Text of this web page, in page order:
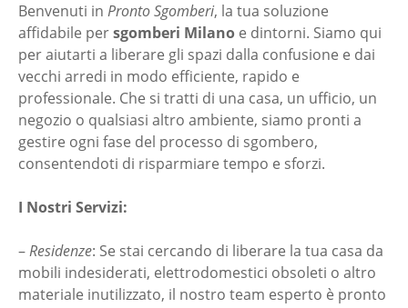
Benvenuti in Pronto Sgomberi, la tua soluzione
affidabile persgomberi Milano e dintorni. Siamo qui
per aiutarti a liberare gli spazi dalla confusione e dai
vecchi arredi in modo efficiente, rapido e
professionale. Che si tratti di una casa, un ufficio, un
negozio o qualsiasi altro ambiente, siamo pronti a
gestire ogni fase del processo di sgombero,
consentendoti di risparmiare tempo e sforzi.
I Nostri Servizi:
–Residenze: Se stai cercando di liberare la tua casa da
mobili indesiderati, elettrodomestici obsoleti o altro
materiale inutilizzato, il nostro team esperto è pronto